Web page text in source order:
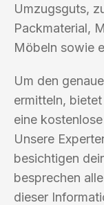
Umzugsguts,
Packmaterial,
Möbeln sowie
Um den
ermitteln,
eine
Unsere
besichtigen
besprechen
dieser